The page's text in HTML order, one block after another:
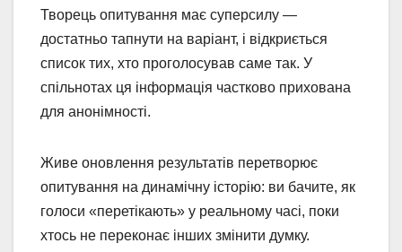
Творець опитування має суперсилу —
достатньо тапнути на варіант, і відкриється
список тих, хто проголосував саме так. У
спільнотах ця інформація частково прихована
для анонімності.
Живе оновлення результатів перетворює
опитування на динамічну історію: ви бачите, як
голоси «перетікають» у реальному часі, поки
хтось не переконає інших змінити думку.